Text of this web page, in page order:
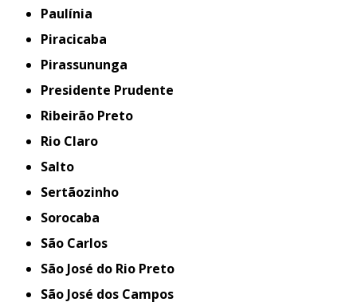
Paulínia
Piracicaba
Pirassununga
Presidente Prudente
Ribeirão Preto
Rio Claro
Salto
Sertãozinho
Sorocaba
São Carlos
São José do Rio Preto
São José dos Campos